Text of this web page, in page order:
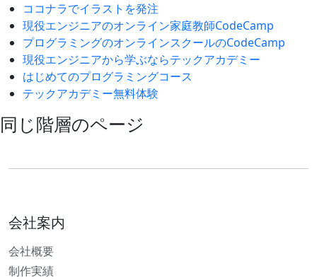
ココナラでイラストを発注
現役エンジニアのオンライン家庭教師CodeCamp
プログラミングのオンラインスクールのCodeCamp
現役エンジニアから学ぶならテックアカデミー
はじめてのプログラミングコース
テックアカデミー無料体験
同じ階層のページ
会社案内
会社概要
制作実績